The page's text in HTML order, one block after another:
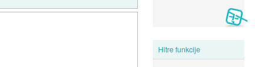
Hitre funkcije